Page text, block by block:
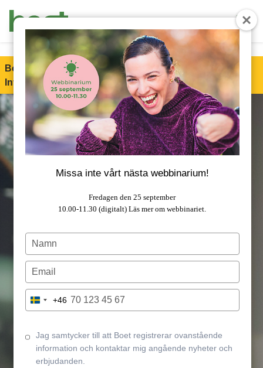
Missa inte vårt nästa webbinarium!
Fredagen den 25 september
10.00-11.30 (digitalt) Läs mer om webbinariet.
Type
your
name
Type
your
email
Type
your
number
Sweden
+46
Jag samtycker till att Boet registrerar ovanstående
information och kontaktar mig angående nyheter och
erbjudanden.
Boet är stolt partner till Special Olympics Sweden
Invitational Games 2026!
Läs mer om samarbetet.